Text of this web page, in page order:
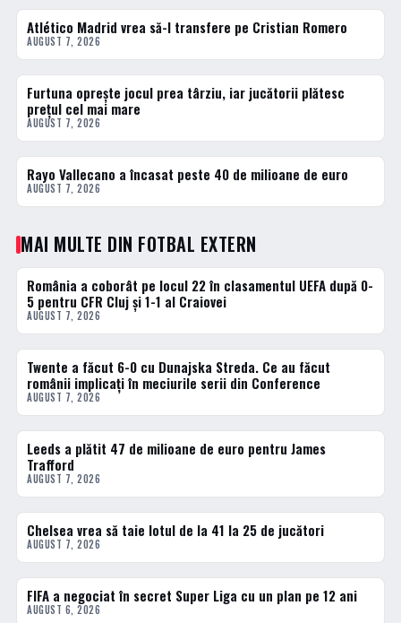
1 · TOP
Atlético Madrid vrea să-l transfere pe Cristian Romero
AUGUST 7, 2026
2 · TOP
Furtuna oprește jocul prea târziu, iar jucătorii plătesc
prețul cel mai mare
AUGUST 7, 2026
3 · TOP
Rayo Vallecano a încasat peste 40 de milioane de euro
AUGUST 7, 2026
MAI MULTE DIN FOTBAL EXTERN
FOTBAL EXTERN
România a coborât pe locul 22 în clasamentul UEFA după 0-
5 pentru CFR Cluj și 1-1 al Craiovei
AUGUST 7, 2026
FOTBAL EXTERN
Twente a făcut 6-0 cu Dunajska Streda. Ce au făcut
românii implicați în meciurile serii din Conference
AUGUST 7, 2026
FOTBAL EXTERN
Leeds a plătit 47 de milioane de euro pentru James
Trafford
AUGUST 7, 2026
FOTBAL EXTERN
Chelsea vrea să taie lotul de la 41 la 25 de jucători
AUGUST 7, 2026
FOTBAL EXTERN
FIFA a negociat în secret Super Liga cu un plan pe 12 ani
AUGUST 6, 2026